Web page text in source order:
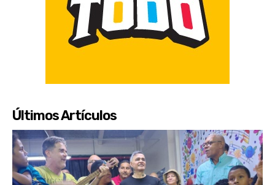
Últimos Artículos